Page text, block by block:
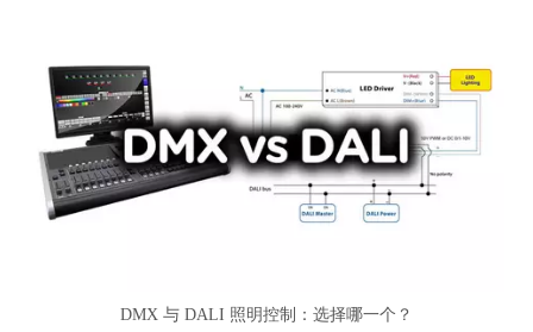
DMX 与 DALI 照明控制：选择哪一个？